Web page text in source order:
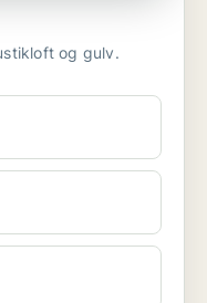
og gulv.